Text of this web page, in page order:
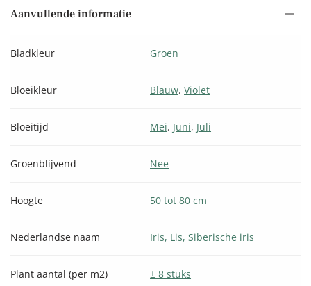
Aanvullende informatie
Bladkleur Groen
Bloeikleur Blauw,Violet
Bloeitijd Mei, Juni, Juli
Groenblijvend Nee
Hoogte 50 tot 80 cm
Nederlandse naam Iris, Lis, Siberische iris
Plant aantal (per m2) ± 8 stuks